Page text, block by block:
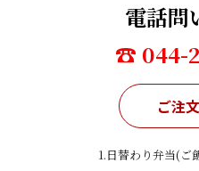
電話問
☎ 044-
ご注
1.日替わり弁当(ご